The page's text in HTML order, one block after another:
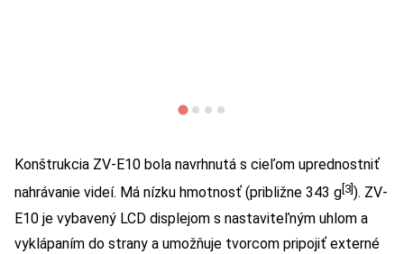
Konštrukcia ZV-E10 bola navrhnutá s cieľom uprednostniť
nahrávanie videí. Má nízku hmotnosť (približne 343 g[3]). ZV-
E10 je vybavený LCD displejom s nastaviteľným uhlom a
vyklápaním do strany a umožňuje tvorcom pripojiť externé